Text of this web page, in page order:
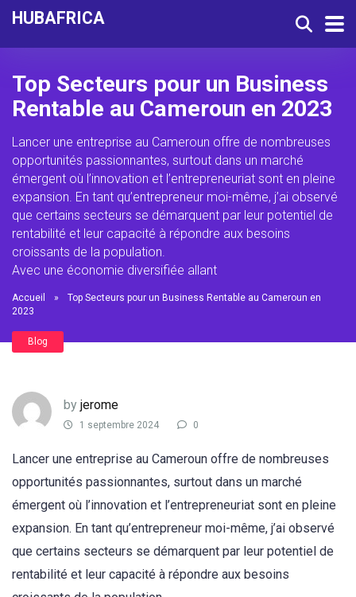
HUBAFRICA
Top Secteurs pour un Business
Rentable au Cameroun en 2023
Lancer une entreprise au Cameroun offre de nombreuses
opportunités passionnantes, surtout dans un marché
émergent où l’innovation et l’entrepreneuriat sont en pleine
expansion. En tant qu’entrepreneur moi-même, j’ai observé
que certains secteurs se démarquent par leur potentiel de
rentabilité et leur capacité à répondre aux besoins
croissants de la population.
Avec une économie diversifiée allant
Accueil »
Top Secteurs pour un Business Rentable au Cameroun en
2023
Blog
by jerome
1 septembre 2024 0
Lancer une entreprise au Cameroun offre de nombreuses
opportunités passionnantes, surtout dans un marché
émergent où l’innovation et l’entrepreneuriat sont en pleine
expansion. En tant qu’entrepreneur moi-même, j’ai observé
que certains secteurs se démarquent par leur potentiel de
rentabilité et leur capacité à répondre aux besoins